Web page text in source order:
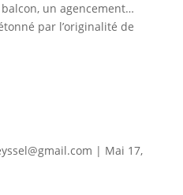
un agencement…
par l’originalité de
| Mai 17,